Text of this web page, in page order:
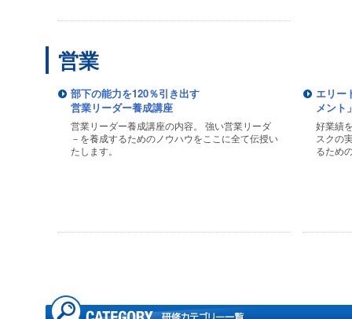
営業
部下の能力を120％引き出す
営業リーダー養成講座
営業リーダー養成講座の内容。 強い営業リーダ
－を養成するためのノウハウをここに全て伝授い
たします。
エリー
メント
好業績
スクの
るため